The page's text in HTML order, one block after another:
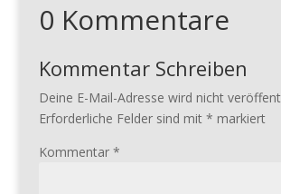
0 Kommentare
Kommentar Schreiben
Deine E-Mail-Adresse wird nicht
Erforderliche Felder sind mit * markiert
Kommentar *